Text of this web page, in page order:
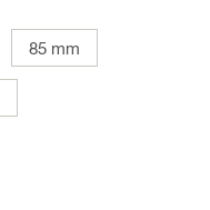
85 mm